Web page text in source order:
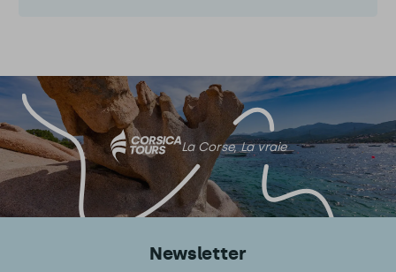
La Corse, La vraie
Newsletter